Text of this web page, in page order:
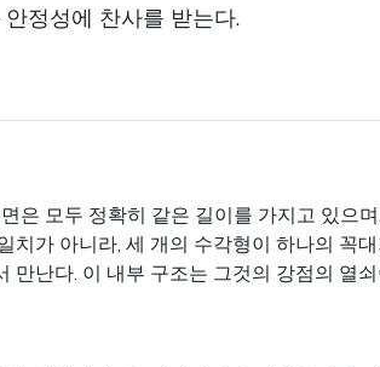
정성에 찬사를 받는다.
은 모두 정확히 같은 길이를 가지고 있
가 아니라, 세 개의 수각형이 하나의 꼭
난다. 이 내부 구조는 그것의 강점의 열